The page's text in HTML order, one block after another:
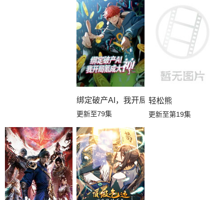
绑定破产AI，我开局氪成大神动态漫画第
更新至79集
轻松熊
更新至第19集